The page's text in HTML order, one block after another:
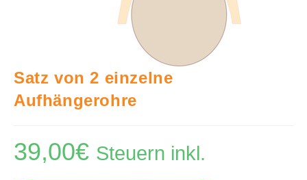
Satz von 2 einzelne
Aufhängerohre
39,00€ Steuern inkl.